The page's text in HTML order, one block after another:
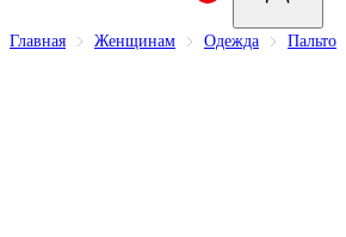
Главная Женщинам Одежда Пальто